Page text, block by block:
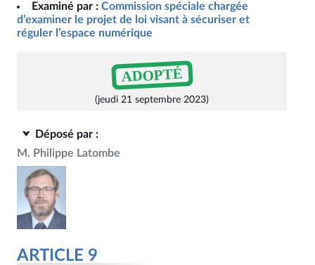
Examiné par : Commission spéciale chargée
d’examiner le projet de loi visant à sécuriser et
réguler l’espace numérique
ADOPTÉ
(jeudi 21 septembre 2023)
Déposé par :
M. Philippe Latombe
ARTICLE 9